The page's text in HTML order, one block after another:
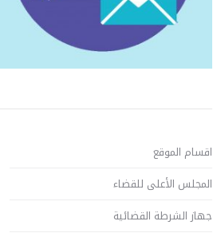
اقسام الموقع
المجلس الأعلى للقضاء
جهاز الشرطة القضائية